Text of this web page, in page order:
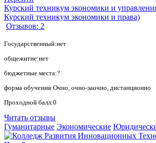
Курский техникум экономики и
Курский техникум экономики и права)
Отзывов: 2
Государственный:нет
общежитие:нет
бюджетные места:?
форма обучения:Очно, очно-заочно, дистанционно
Проходной балл:0
Читать отзывы
Гуманитарные Экономические